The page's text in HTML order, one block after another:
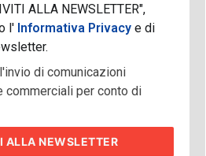
ALLA NEWSLETTER",
l'Informativa Privacy e di
di comunicazioni
commerciali per conto di
ALLA NEWSLETTER